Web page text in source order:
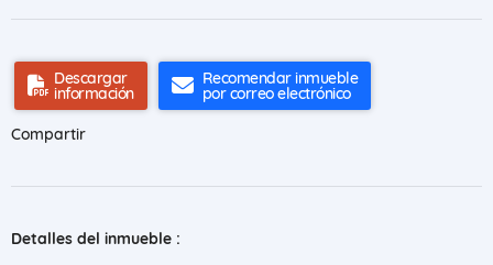
Descargar
información
Recomendar inmueble
por correo electrónico
Compartir
Detalles del inmueble :